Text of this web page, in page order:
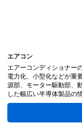
エアコン
エアーコンディショナー
電力化、小型化などが重
源部、モーター駆動部、
した幅広い半導体製品の